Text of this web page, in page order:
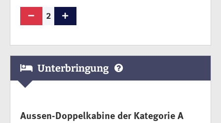
2
Unterbringung
Aussen-Doppelkabine der Kategorie A